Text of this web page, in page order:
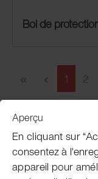
Bol de
1 2
Service clientèle
Subscribe
Aperçu
En cliquant sur
consentez à
appareil pour